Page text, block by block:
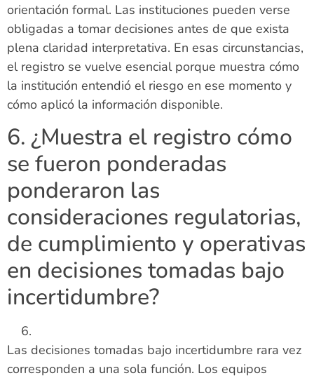
orientación formal. Las instituciones pueden verse
obligadas a tomar decisiones antes de que exista
plena claridad interpretativa. En esas circunstancias,
el registro se vuelve esencial porque muestra cómo
la institución entendió el riesgo en ese momento y
cómo aplicó la información disponible.
6. ¿Muestra el registro cómo
se fueron ponderadas
ponderaron las
consideraciones regulatorias,
de cumplimiento y operativas
en decisiones tomadas bajo
incertidumbre?
Las decisiones tomadas bajo incertidumbre rara vez
corresponden a una sola función. Los equipos